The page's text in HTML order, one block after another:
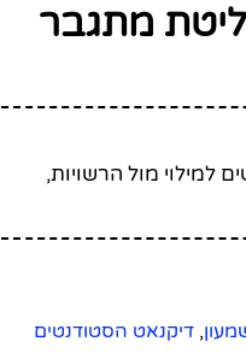
מתגבר
מול הרשויות,
, דיקנאט הסטודנטים